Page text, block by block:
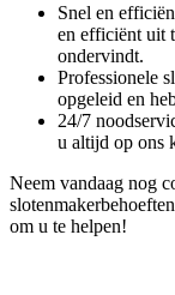
Snel en
en efficiënt uit
ondervindt.
Professionele
opgeleid en
24/7
u altijd op ons
Neem vandaag nog
om u te helpen!